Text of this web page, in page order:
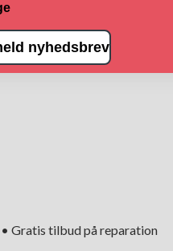
Gratis tilbud på reparation
nyhedsbrev